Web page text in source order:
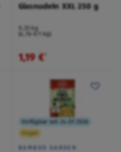
Glasnudeln XXL 250 g
0,25 kg
(4,76 €/1 kg)
1,19 €¹
Verfügbar seit 24.07.2026
Vegan
BAMBOO GARDEN